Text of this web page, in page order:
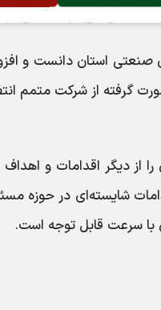
طرح‌های صنعتی استان
گرفته از شرکت متمم
و نیروگاه تأمین برق را از دیگر
شایسته‌ای در حوزه
با سرعت قابل توجه است.